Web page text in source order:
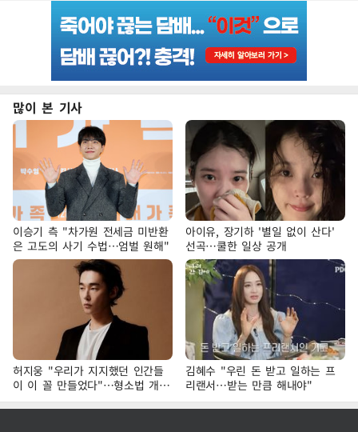
많이 본 기사
이승기 측 "차가원 전세금 미반환
은 고도의 사기 수법…엄벌 원해"
아이유, 장기하 '별일 없이 산다'
선곡…쿨한 일상 공개
허지웅 "우리가 지지했던 인간들
이 이 꼴 만들었다"…형소법 개정
에 격한 반응
김혜수 "우린 돈 받고 일하는 프
리랜서…받는 만큼 해내야"